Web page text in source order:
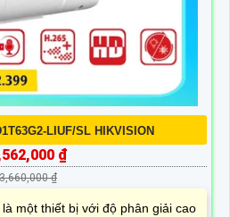
LIUF/SL HIKVISION
₫
3,660,000 ₫
một thiết bị với độ phân giải cao